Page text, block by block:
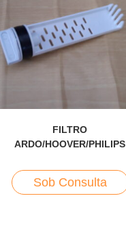
FILTRO
ARDO/HOOVER/PHILIPS
Sob Consulta